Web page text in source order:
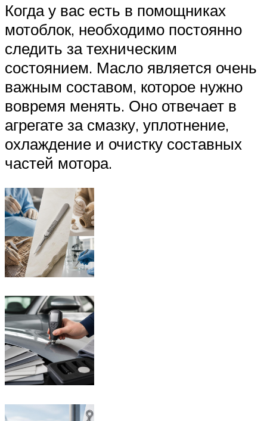
Когда у вас есть в помощниках
мотоблок, необходимо постоянно
следить за техническим
состоянием. Масло является очень
важным составом, которое нужно
вовремя менять. Оно отвечает в
агрегате за смазку, уплотнение,
охлаждение и очистку составных
частей мотора.